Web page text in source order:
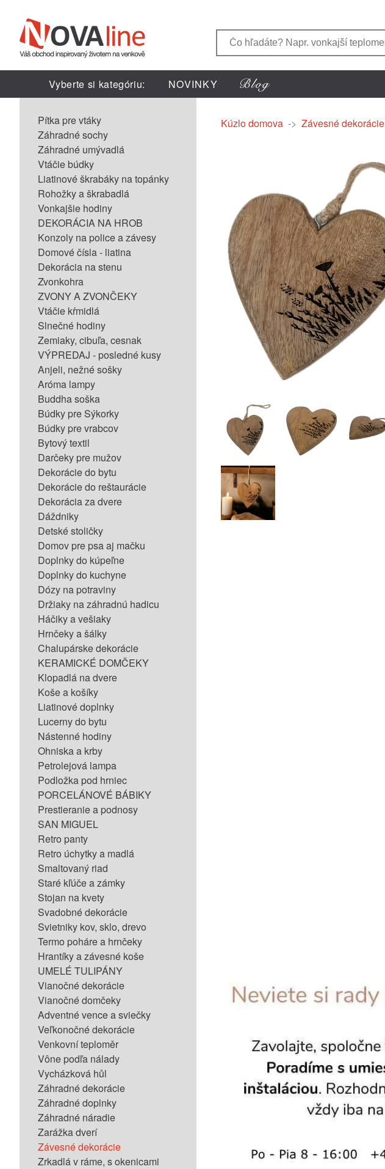
Vyberte si kategóriu: NOVINKY
Pítka pre vtáky
Záhradné sochy
Záhradné umývadlá
Vtáčie búdky
Liatinové škrabáky na topánky
Rohožky a škrabadlá
Vonkajšie hodiny
DEKORÁCIA NA HROB
Konzoly na police a závesy
Domové čísla - liatina
Dekorácia na stenu
Zvonkohra
ZVONY A ZVONČEKY
Vtáčie kŕmidlá
Slnečné hodiny
Zemiaky, cibuľa, cesnak
VÝPREDAJ - posledné kusy
Anjeli, nežné sošky
Aróma lampy
Buddha soška
Búdky pre Sýkorky
Búdky pre vrabcov
Bytový textil
Darčeky pre mužov
Dekorácie do bytu
Dekorácie do reštaurácie
Dekorácia za dvere
Dáždniky
Detské stoličky
Domov pre psa aj mačku
Doplnky do kúpeľne
Doplnky do kuchyne
Dózy na potraviny
Držiaky na záhradnú hadicu
Háčiky a vešiaky
Hrnčeky a šálky
Chalupárske dekorácie
KERAMICKÉ DOMČEKY
Klopadlá na dvere
Koše a košíky
Liatinové doplnky
Lucerny do bytu
Nástenné hodiny
Ohniska a krby
Petrolejová lampa
Podložka pod hrniec
PORCELÁNOVÉ BÁBIKY
Prestieranie a podnosy
SAN MIGUEL
Retro panty
Retro úchytky a madlá
Smaltovaný riad
Staré kľúče a zámky
Stojan na kvety
Svadobné dekorácie
Svietniky kov, sklo, drevo
Termo poháre a hrnčeky
Hrantíky a závesné koše
UMELÉ TULIPÁNY
Vianočné dekorácie
Vianočné domčeky
Adventné vence a sviečky
Veľkonočné dekorácie
Venkovní teploměr
Vône podľa nálady
Vycházková hůl
Záhradné dekorácie
Záhradné doplnky
Záhradné náradie
Zarážka dverí
Závesné dekorácie
Zrkadlá v ráme, s okenicami
Kúzlo domova -> Závesné dekorácie